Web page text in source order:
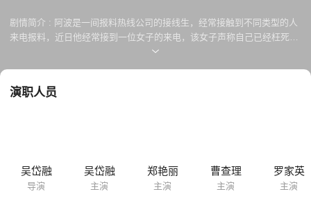
剧情简介 : 阿波是一间报料热线公司的接线生，经常接触到不同类型的人
来电报料，近日他经常接到一位女子的来电，该女子声称自己已经枉死，
要求阿波为她申冤，阿波以为只是一般的恶作剧，故此未加理会，但往后
演职人员
吴岱融
导演
吴岱融
主演
郑艳丽
主演
曹查理
主演
罗家英
主演